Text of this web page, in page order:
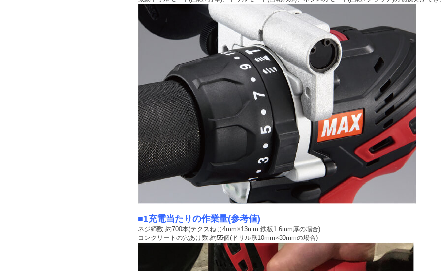
■1充電当たりの作業量(参考値)
ネジ締数:約700本(テクスねじ4mm×13mm 鉄板1.6mm厚の場合)
コンクリートの穴あけ数:約55個(ドリル系10mm×30mmの場合)